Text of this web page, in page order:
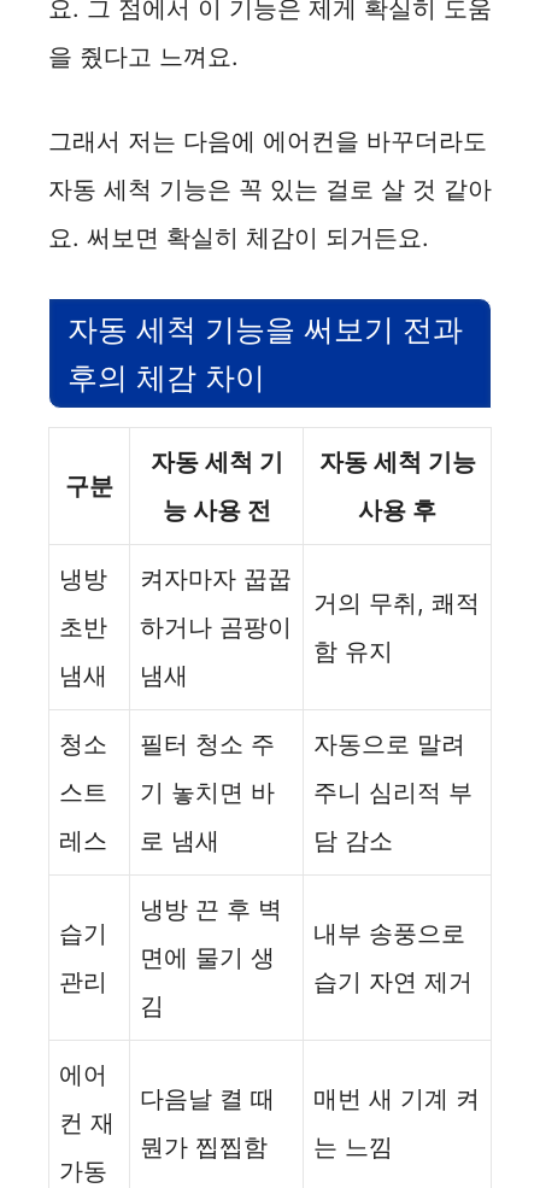
요. 그 점에서 이 기능은 제게 확실히 도움
을 줬다고 느껴요.
그래서 저는 다음에 에어컨을 바꾸더라도
자동 세척 기능은 꼭 있는 걸로 살 것 같아
요. 써보면 확실히 체감이 되거든요.
자동 세척 기능을 써보기 전과
후의 체감 차이
구분
자동 세척 기
능 사용 전
자동 세척 기능
사용 후
냉방
초반
냄새
켜자마자 꿉꿉
하거나 곰팡이
냄새
거의 무취, 쾌적
함 유지
청소
스트
레스
필터 청소 주
기 놓치면 바
로 냄새
자동으로 말려
주니 심리적 부
담 감소
습기
관리
냉방 끈 후 벽
면에 물기 생
김
내부 송풍으로
습기 자연 제거
에어
컨 재
가동
다음날 켤 때
뭔가 찝찝함
매번 새 기계 켜
는 느낌